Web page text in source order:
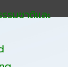
รมชาติและ